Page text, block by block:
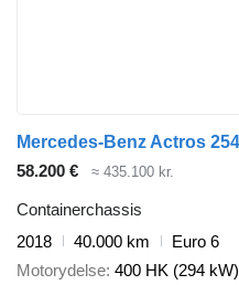
58.200 € ≈ 435.100 kr.
Containerchassis
2018
40.000 km
Euro 6
Motorydelse 400 HK (294 kW)